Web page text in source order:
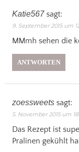
Katie567 sagt:
9. September 2015 um
MMmh sehen die
ANTWORTEN
zoessweets sagt:
5. November 2015 um
Das Rezept ist
Pralinen gekühlt